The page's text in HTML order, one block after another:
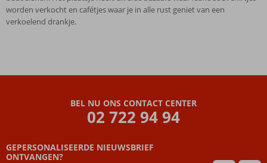
worden verkocht en cafétjes waar je in alle rust geniet van een
verkoelend drankje.
BEL NU ONS CONTACT CENTER
02 722 94 94
GEPERSONALISEERDE NIEUWSBRIEF
ONTVANGEN?